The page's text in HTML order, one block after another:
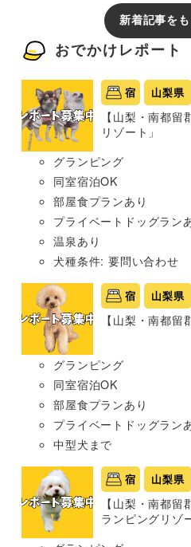
新着記事を
おでかけレポート
宿 山梨県
【山梨・南都留
リゾート」
グランピング
同室宿泊OK
部屋食プランあり
プライベートドッグラン
温泉あり
犬種条件: 要問い合わせ
宿 山梨県
【山梨・南都留
グランピング
同室宿泊OK
部屋食プランあり
プライベートドッグラン
中型犬まで
宿 山梨県
【山梨・南都
ランピングリゾ